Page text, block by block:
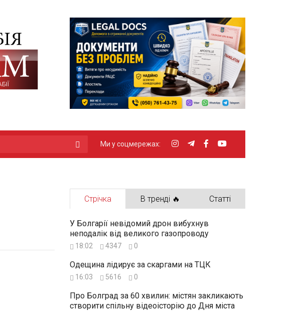
Ми у соцмережах:
Стрічка В тренді 🔥 Статті
У Болгарії невідомий дрон вибухнув
неподалік від великого газопроводу
18:02 4347 0
Одещина лідирує за скаргами на ТЦК
16:03 5616 0
Про Болград за 60 хвилин: містян закликають
створити спільну відеоісторію до Дня міста